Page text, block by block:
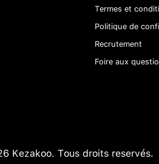
Termes et
Politique de
Recrutement
Foire aux
Kezakoo. Tous droits reservés.